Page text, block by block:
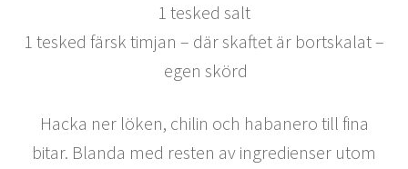
1 tesked salt
1 tesked färsk timjan – där skaftet är bortskalat –
egen skörd
Hacka ner löken, chilin och habanero till fina
bitar. Blanda med resten av ingredienser utom